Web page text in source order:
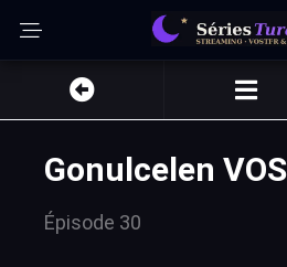
Gonulcelen
Épisode 30